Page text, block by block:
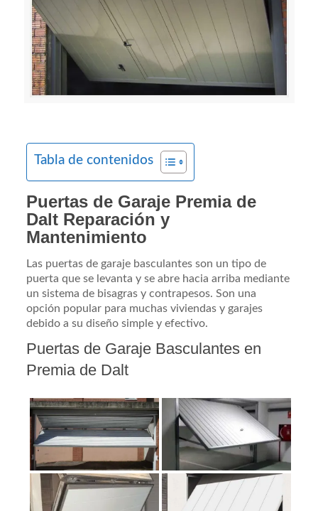
Tabla de contenidos
Puertas de Garaje Premia de
Dalt Reparación y
Mantenimiento
Las puertas de garaje basculantes son un tipo de
puerta que se levanta y se abre hacia arriba mediante
un sistema de bisagras y contrapesos. Son una
opción popular para muchas viviendas y garajes
debido a su diseño simple y efectivo.
Puertas de Garaje Basculantes en
Premia de Dalt